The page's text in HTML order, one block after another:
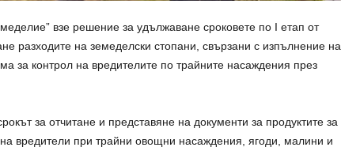
взе решение за удължаване сроковете по І етап от
разходите на земеделски стопани, свързани с изпълнение на
за контрол на вредителите по трайните насаждения през
за отчитане и представяне на документи за продуктите за
вредители при трайни овощни насаждения, ягоди, малини и